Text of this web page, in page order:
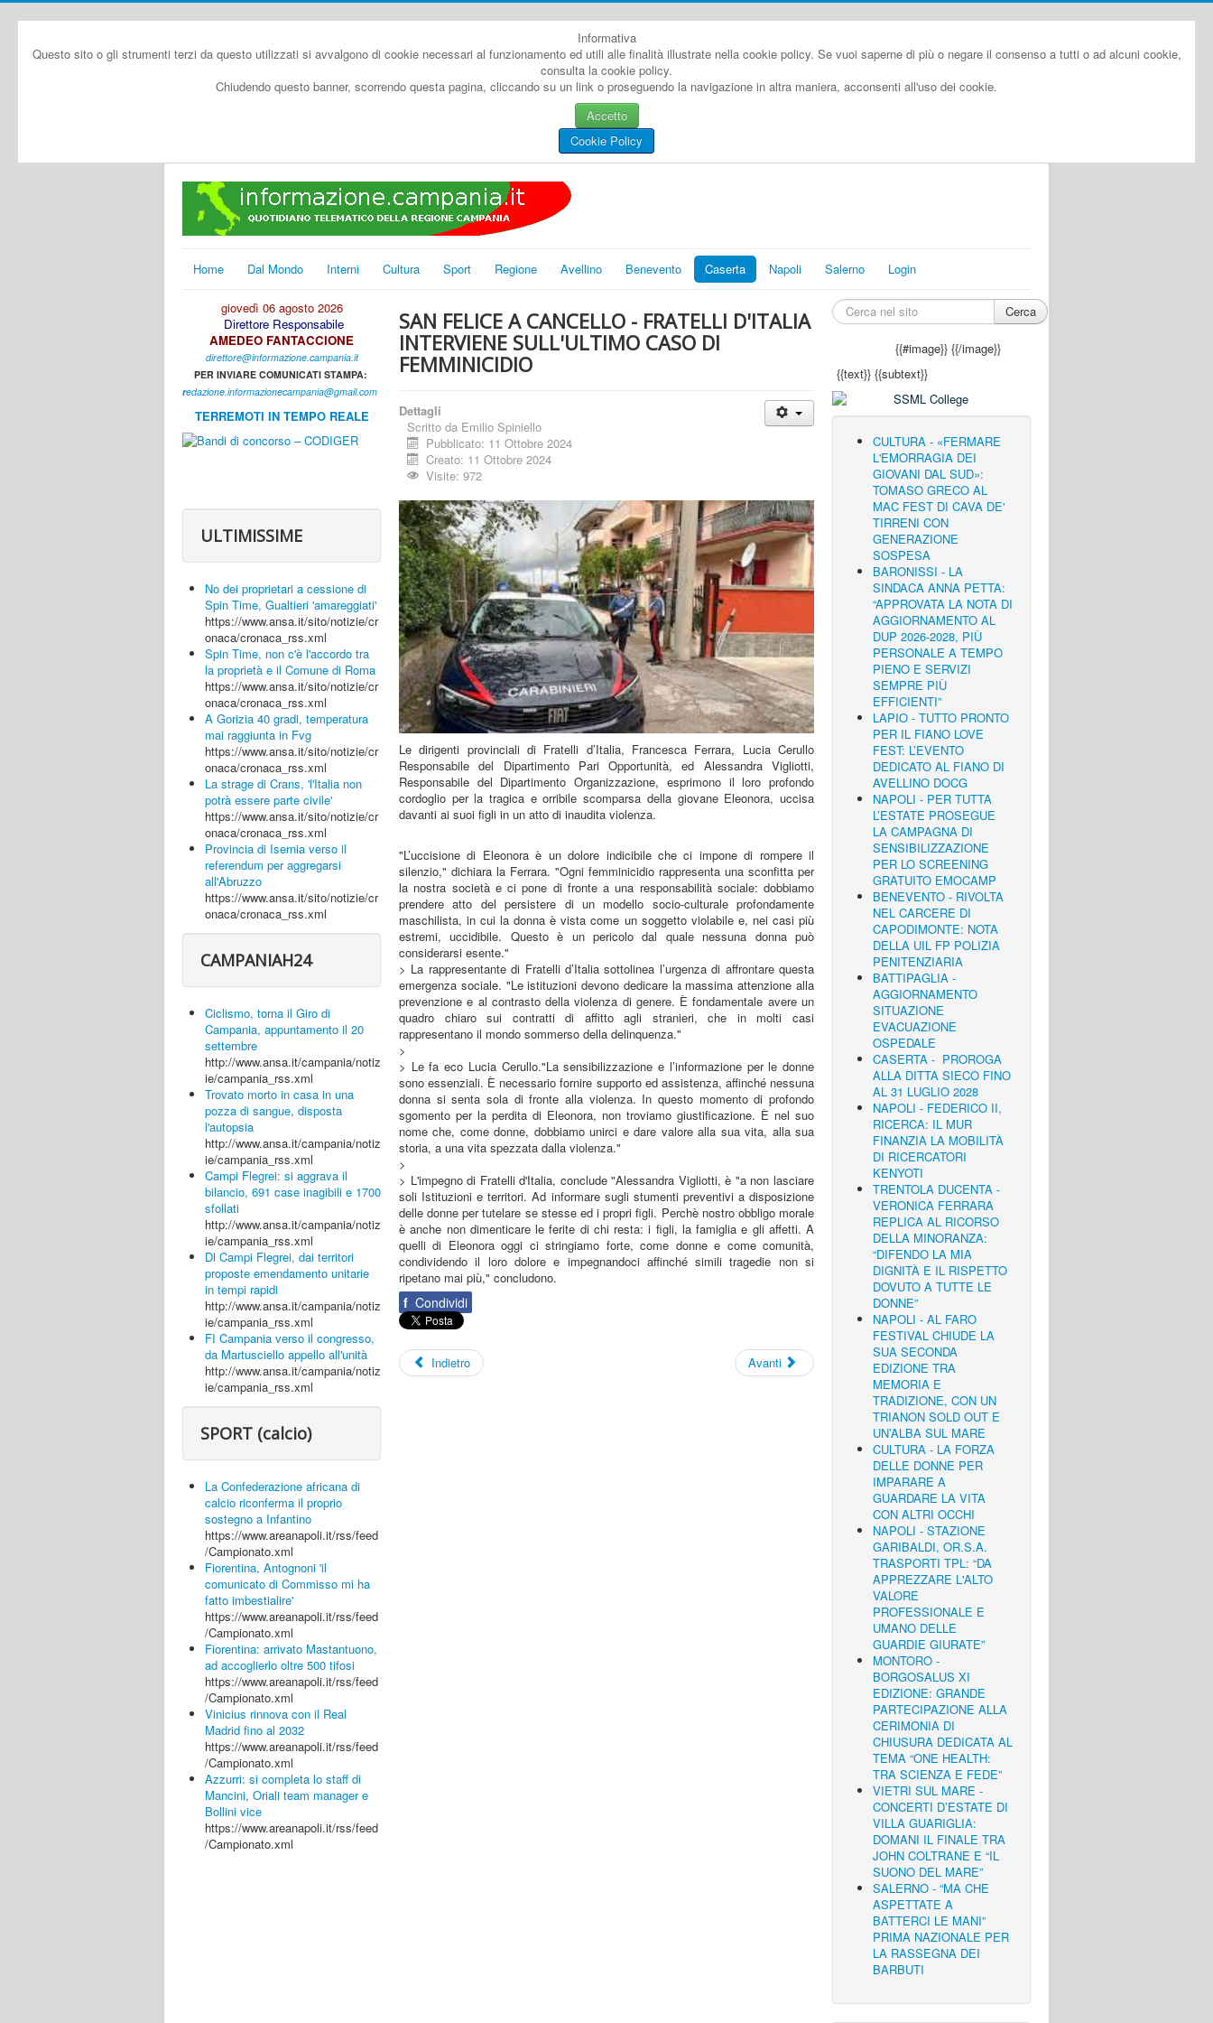
Informativa
Questo sito o gli strumenti terzi da questo utilizzati si avvalgono di cookie necessari al funzionamento ed utili alle finalità illustrate nella cookie policy. Se vuoi saperne di più o negare il consenso a tutti o ad alcuni cookie,
consulta la cookie policy.
Chiudendo questo banner, scorrendo questa pagina, cliccando su un link o proseguendo la navigazione in altra maniera, acconsenti all'uso dei cookie.
Accetto
Cookie Policy
Home Dal Mondo Interni Cultura Sport Regione Avellino Benevento Caserta Napoli Salerno Login
giovedì 06 agosto 2026
Direttore Responsabile
AMEDEO FANTACCIONE
direttore@informazione.campania.it
PER INVIARE COMUNICATI STAMPA:
redazione.informazionecampania@gmail.com
TERREMOTI IN TEMPO REALE
ULTIMISSIME
No dei proprietari a cessione di
Spin Time, Gualtieri 'amareggiati'
https://www.ansa.it/sito/notizie/cr
onaca/cronaca_rss.xml
Spin Time, non c'è l'accordo tra
la proprietà e il Comune di Roma
https://www.ansa.it/sito/notizie/cr
onaca/cronaca_rss.xml
A Gorizia 40 gradi, temperatura
mai raggiunta in Fvg
https://www.ansa.it/sito/notizie/cr
onaca/cronaca_rss.xml
La strage di Crans, 'l'Italia non
potrà essere parte civile'
https://www.ansa.it/sito/notizie/cr
onaca/cronaca_rss.xml
Provincia di Isernia verso il
referendum per aggregarsi
all'Abruzzo
https://www.ansa.it/sito/notizie/cr
onaca/cronaca_rss.xml
CAMPANIAH24
Ciclismo, torna il Giro di
Campania, appuntamento il 20
settembre
http://www.ansa.it/campania/notiz
ie/campania_rss.xml
Trovato morto in casa in una
pozza di sangue, disposta
l'autopsia
http://www.ansa.it/campania/notiz
ie/campania_rss.xml
Campi Flegrei: si aggrava il
bilancio, 691 case inagibili e 1700
sfollati
http://www.ansa.it/campania/notiz
ie/campania_rss.xml
Dl Campi Flegrei, dai territori
proposte emendamento unitarie
in tempi rapidi
http://www.ansa.it/campania/notiz
ie/campania_rss.xml
FI Campania verso il congresso,
da Martusciello appello all'unità
http://www.ansa.it/campania/notiz
ie/campania_rss.xml
SPORT (calcio)
La Confederazione africana di
calcio riconferma il proprio
sostegno a Infantino
https://www.areanapoli.it/rss/feed
/Campionato.xml
Fiorentina, Antognoni 'il
comunicato di Commisso mi ha
fatto imbestialire'
https://www.areanapoli.it/rss/feed
/Campionato.xml
Fiorentina: arrivato Mastantuono,
ad accoglierlo oltre 500 tifosi
https://www.areanapoli.it/rss/feed
/Campionato.xml
Vinicius rinnova con il Real
Madrid fino al 2032
https://www.areanapoli.it/rss/feed
/Campionato.xml
Azzurri: si completa lo staff di
Mancini, Oriali team manager e
Bollini vice
https://www.areanapoli.it/rss/feed
/Campionato.xml
SAN FELICE A CANCELLO - FRATELLI D'ITALIA
INTERVIENE SULL'ULTIMO CASO DI
FEMMINICIDIO
Dettagli
Scritto da Emilio Spiniello
Pubblicato: 11 Ottobre 2024
Creato: 11 Ottobre 2024
Visite: 972
Le dirigenti provinciali di Fratelli d’Italia, Francesca Ferrara, Lucia Cerullo
Responsabile del Dipartimento Pari Opportunità, ed Alessandra Vigliotti,
Responsabile del Dipartimento Organizzazione, esprimono il loro profondo
cordoglio per la tragica e orribile scomparsa della giovane Eleonora, uccisa
davanti ai suoi figli in un atto di inaudita violenza.
"L’uccisione di Eleonora è un dolore indicibile che ci impone di rompere il
silenzio," dichiara la Ferrara. "Ogni femminicidio rappresenta una sconfitta per
la nostra società e ci pone di fronte a una responsabilità sociale: dobbiamo
prendere atto del persistere di un modello socio-culturale profondamente
maschilista, in cui la donna è vista come un soggetto violabile e, nei casi più
estremi, uccidibile. Questo è un pericolo dal quale nessuna donna può
considerarsi esente."
> La rappresentante di Fratelli d’Italia sottolinea l’urgenza di affrontare questa
emergenza sociale. "Le istituzioni devono dedicare la massima attenzione alla
prevenzione e al contrasto della violenza di genere. È fondamentale avere un
quadro chiaro sui contratti di affitto agli stranieri, che in molti casi
rappresentano il mondo sommerso della delinquenza."
>
> Le fa eco Lucia Cerullo."La sensibilizzazione e l’informazione per le donne
sono essenziali. È necessario fornire supporto ed assistenza, affinché nessuna
donna si senta sola di fronte alla violenza. In questo momento di profondo
sgomento per la perdita di Eleonora, non troviamo giustificazione. È nel suo
nome che, come donne, dobbiamo unirci e dare valore alla sua vita, alla sua
storia, a una vita spezzata dalla violenza."
>
> L'impegno di Fratelli d'Italia, conclude "Alessandra Vigliotti, è "a non lasciare
soli Istituzioni e territori. Ad informare sugli stumenti preventivi a disposizione
delle donne per tutelare se stesse ed i propri figli. Perchè nostro obbligo morale
è anche non dimenticare le ferite di chi resta: i figli, la famiglia e gli affetti. A
quelli di Eleonora oggi ci stringiamo forte, come donne e come comunità,
condividendo il loro dolore e impegnandoci affinché simili tragedie non si
ripetano mai più," concludono.
f Condividi
Indietro Avanti
Cerca
{{#image}}{{/image}}
{{text}} {{subtext}}
CULTURA - «FERMARE
L'EMORRAGIA DEI
GIOVANI DAL SUD»:
TOMASO GRECO AL
MAC FEST DI CAVA DE'
TIRRENI CON
GENERAZIONE
SOSPESA
BARONISSI - LA
SINDACA ANNA PETTA:
“APPROVATA LA NOTA DI
AGGIORNAMENTO AL
DUP 2026-2028, PIÙ
PERSONALE A TEMPO
PIENO E SERVIZI
SEMPRE PIÙ
EFFICIENTI”
LAPIO - TUTTO PRONTO
PER IL FIANO LOVE
FEST: L’EVENTO
DEDICATO AL FIANO DI
AVELLINO DOCG
NAPOLI - PER TUTTA
L’ESTATE PROSEGUE
LA CAMPAGNA DI
SENSIBILIZZAZIONE
PER LO SCREENING
GRATUITO EMOCAMP
BENEVENTO - RIVOLTA
NEL CARCERE DI
CAPODIMONTE: NOTA
DELLA UIL FP POLIZIA
PENITENZIARIA
BATTIPAGLIA -
AGGIORNAMENTO
SITUAZIONE
EVACUAZIONE
OSPEDALE
CASERTA - PROROGA
ALLA DITTA SIECO FINO
AL 31 LUGLIO 2028
NAPOLI - FEDERICO II,
RICERCA: IL MUR
FINANZIA LA MOBILITÀ
DI RICERCATORI
KENYOTI
TRENTOLA DUCENTA -
VERONICA FERRARA
REPLICA AL RICORSO
DELLA MINORANZA:
“DIFENDO LA MIA
DIGNITÀ E IL RISPETTO
DOVUTO A TUTTE LE
DONNE”
NAPOLI - AL FARO
FESTIVAL CHIUDE LA
SUA SECONDA
EDIZIONE TRA
MEMORIA E
TRADIZIONE, CON UN
TRIANON SOLD OUT E
UN’ALBA SUL MARE
CULTURA - LA FORZA
DELLE DONNE PER
IMPARARE A
GUARDARE LA VITA
CON ALTRI OCCHI
NAPOLI - STAZIONE
GARIBALDI, OR.S.A.
TRASPORTI TPL: “DA
APPREZZARE L'ALTO
VALORE
PROFESSIONALE E
UMANO DELLE
GUARDIE GIURATE”
MONTORO -
BORGOSALUS XI
EDIZIONE: GRANDE
PARTECIPAZIONE ALLA
CERIMONIA DI
CHIUSURA DEDICATA AL
TEMA “ONE HEALTH:
TRA SCIENZA E FEDE”
VIETRI SUL MARE -
CONCERTI D’ESTATE DI
VILLA GUARIGLIA:
DOMANI IL FINALE TRA
JOHN COLTRANE E “IL
SUONO DEL MARE”
SALERNO - “MA CHE
ASPETTATE A
BATTERCI LE MANI”
PRIMA NAZIONALE PER
LA RASSEGNA DEI
BARBUTI